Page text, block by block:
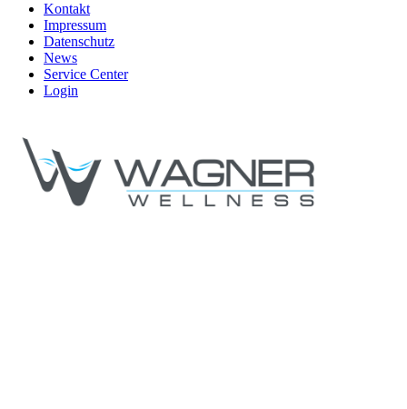
Kontakt
Impressum
Datenschutz
News
Service Center
Login